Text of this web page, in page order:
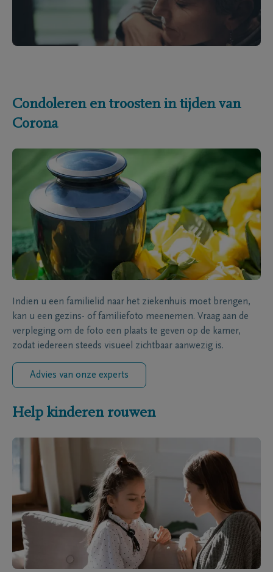
Condoleren en troosten in tijden van
Corona
Indien u een familielid naar het ziekenhuis moet brengen,
kan u een gezins- of familiefoto meenemen. Vraag aan de
verpleging om de foto een plaats te geven op de kamer,
zodat iedereen steeds visueel zichtbaar aanwezig is.
Advies van onze experts
Help kinderen rouwen